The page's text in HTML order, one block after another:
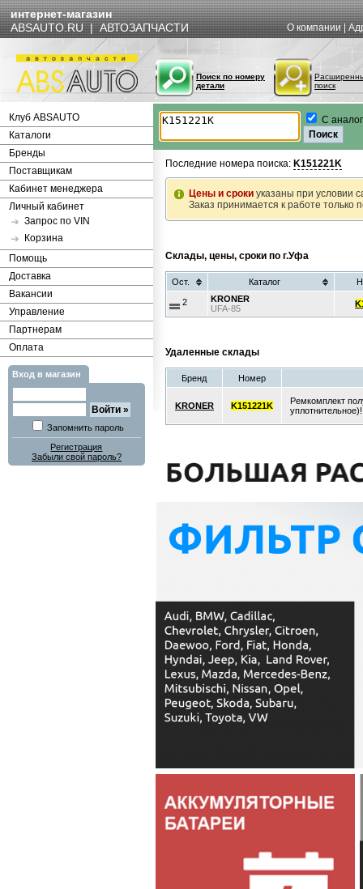
интернет-магазин
ABSAUTO.RU | АВТОЗАПЧАСТИ
О компании|
Поиск по номеру
детали
поиск
Клуб ABSAUTO
Каталоги
Бренды
Поставщикам
Кабинет менеджера
Личный кабинет
Запрос по VIN
Корзина
Помощь
Доставка
Вакансии
Управление
Партнерам
Оплата
Вход в магазин
Запомнить пароль
Регистрация
Забыли свой пароль?
С
Последние номера поиска: K151221K
Цены и срокиуказаны при условии
Заказ принимается к работе только
Склады, цены, сроки по г.Уфа
Ост. Каталог
2
KRONER
UFA-85
Удаленные склады
Бренд Номер
KRONER K151221K
Ремкомплект
уплотнительное)!